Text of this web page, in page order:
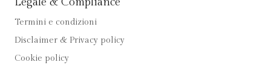
Termini e condizioni
Disclaimer & Privacy policy
Cookie policy